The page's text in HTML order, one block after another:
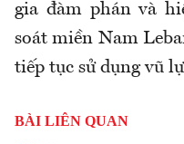
gia đàm phán và
soát miền Nam
tiếp tục sử dụng vũ
BÀI LIÊN QUAN